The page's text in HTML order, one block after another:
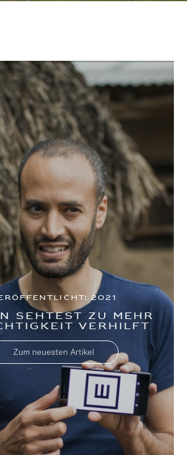
2021
Sehtest zu mehr
verhilft
Zum neuesten Artikel